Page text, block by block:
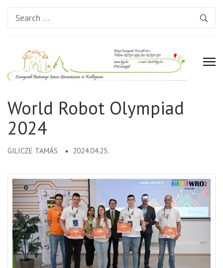
Search
for:
Gimnázium és Kollégium
World Robot Olympiad
2024
GILICZE TAMÁS 2024.04.25.